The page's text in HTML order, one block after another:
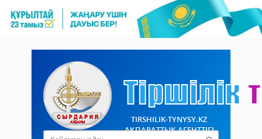
TIRSHILIK-TYNYSY.KZ
АҚПАРАТТЫҚ АГЕНТТІГІ